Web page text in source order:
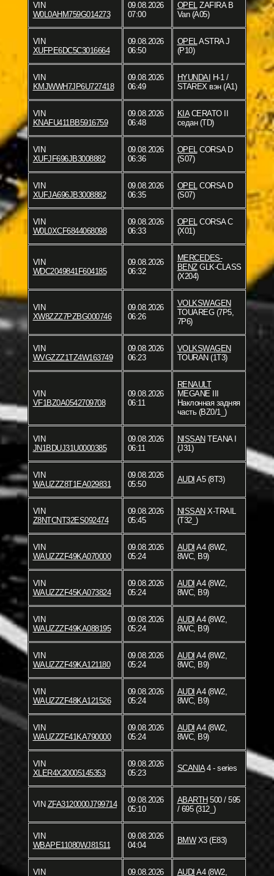
VIN
W0L0AHM759G014273
09.08.2026
07:00
OPELZAFIRA B
Van (A05)
VIN
XUFPE6DC5C3016664
09.08.2026
06:50
OPELASTRA J
(P10)
VIN
KMJWWH7JP6U727418
09.08.2026
06:49
HYUNDAI H-1 /
STAREX вэн (A1)
VIN
KNAFU411BB5916759
09.08.2026
06:48
KIACERATO II
седан (TD)
VIN
XUFJF696JB3008882
09.08.2026
06:36
OPELCORSA D
(S07)
VIN
XUFJA696JB3008882
09.08.2026
06:35
OPELCORSA D
(S07)
VIN
W0L0XCF6844068098
09.08.2026
06:33
OPELCORSA C
(X01)
VIN
WDC2049841F604185
09.08.2026
06:32
MERCEDES-
BENZGLK-CLASS
(X204)
VIN
XW8ZZZ7PZBG000746
09.08.2026
06:26
VOLKSWAGEN
TOUAREG (7P5,
7P6)
VIN
WVGZZZ1TZ4W163749
09.08.2026
06:23
VOLKSWAGEN
TOURAN (1T3)
VIN
VF1BZ0A0542709708
09.08.2026
06:11
RENAULT
MEGANE III
Наклонная задняя
часть (BZ0/1_)
VIN
JN1BDUJ31U0000385
09.08.2026
06:11
NISSAN TEANA I
(J31)
VIN
WAUZZZ8T1EA029831
09.08.2026
05:50
AUDI A5 (8T3)
VIN
Z8NTCNT32ES092474
09.08.2026
05:45
NISSAN X-TRAIL
(T32_)
VIN
WAUZZZF49KA070000
09.08.2026
05:24
AUDI A4 (8W2,
8WC, B9)
VIN
WAUZZZF45KA073824
09.08.2026
05:24
AUDI A4 (8W2,
8WC, B9)
VIN
WAUZZZF49KA088195
09.08.2026
05:24
AUDI A4 (8W2,
8WC, B9)
VIN
WAUZZZF49KA121180
09.08.2026
05:24
AUDI A4 (8W2,
8WC, B9)
VIN
WAUZZZF48KA121526
09.08.2026
05:24
AUDI A4 (8W2,
8WC, B9)
VIN
WAUZZZF41KA790000
09.08.2026
05:24
AUDI A4 (8W2,
8WC, B9)
VIN
XLER4X20005145353
09.08.2026
05:23
SCANIA4 - series
VIN ZFA3120000J799714
09.08.2026
05:10
ABARTH 500 / 595
/ 695 (312_)
VIN
WBAPE11080WJ81511
09.08.2026
04:04
BMWX3 (E83)
VIN 09.08.2026 AUDI A4 (8W2,